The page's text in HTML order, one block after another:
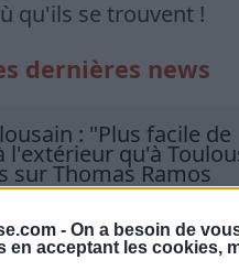
- On a besoin de
en acceptant les cookies,
qu'ils se trouvent !
dernières news
: "Plus facile de
l'extérieur qu'à
sur Thomas Ramos
: "J'attendais avec
un appel de Fabien",
sa tournée